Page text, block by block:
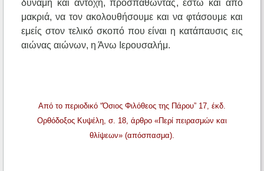
δύναμη και αντοχή, προσπαθώντας, έστω και από
μακριά, να τον ακολουθήσουμε και να φτάσουμε και
εμείς στον τελικό σκοπό που είναι η κατάπαυσις εις
αιώνας αιώνων, η Άνω Ιερουσαλήμ.
Από το περιοδικό “Όσιος Φιλόθεος της Πάρου” 17, έκδ.
Ορθόδοξος Κυψέλη, σ. 18, άρθρο «Περί πειρασμών και
θλίψεων» (απόσπασμα).